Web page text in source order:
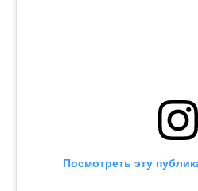
Посмотреть эту